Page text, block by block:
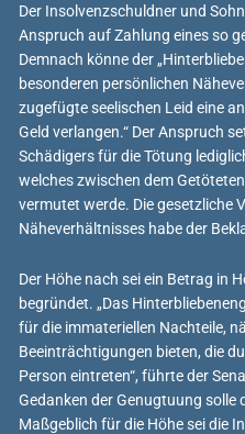
Der Insolvenzschuldner und
Anspruch auf Zahlung eines so
Demnach könne der
besonderen persönlichen
zugefügte seelischen Leid eine
Geld verlangen.“ Der Anspruch
Schädigers für die Tötung
welches zwischen dem
vermutet werde. Die gesetzliche
Näheverhältnisses habe der
Der Höhe nach sei ein Betrag in
begründet. „Das
für die immateriellen Nachteile,
Beeinträchtigungen bieten, die
Person eintreten“, führte der
Gedanken der Genugtuung solle
Maßgeblich für die Höhe sei die